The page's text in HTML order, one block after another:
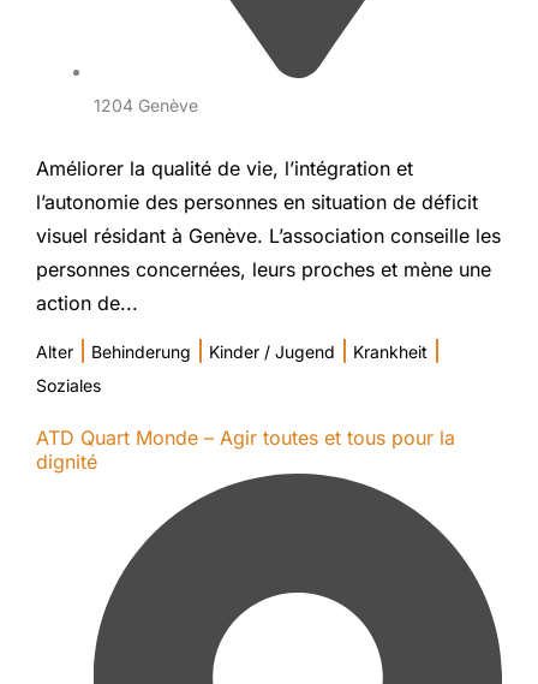
1204 Genève
Améliorer la qualité de vie, l’intégration et
l’autonomie des personnes en situation de déficit
visuel résidant à Genève. L’association conseille les
personnes concernées, leurs proches et mène une
action de...
Alter Behinderung Kinder / Jugend Krankheit
Soziales
ATD Quart Monde – Agir toutes et tous pour la
dignité